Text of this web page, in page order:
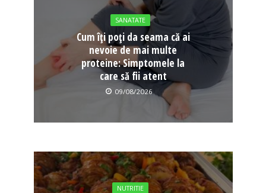
SANATATE
Cum îți poți da seama că ai
nevoie de mai multe
proteine: Simptomele la
care să fii atent
09/08/2026
NUTRITIE